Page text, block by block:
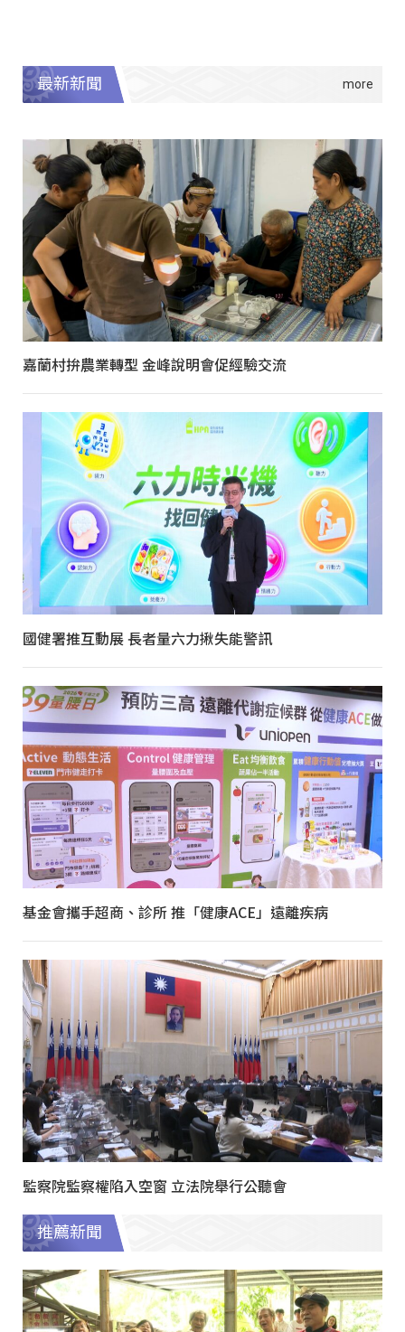
最新新聞
嘉蘭村拚農業轉型 金峰說明會促經驗交流
國健署推互動展 長者量六力揪失能警訊
基金會攜手超商、診所 推「健康ACE」遠離疾病
監察院監察權陷入空窗 立法院舉行公聽會
推薦新聞